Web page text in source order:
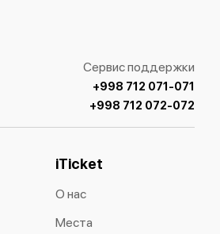
Сервис поддержки
+998 712 071-071
+998 712 072-072
iTicket
О нас
Места